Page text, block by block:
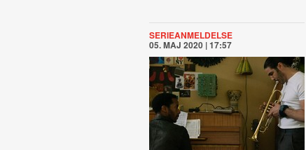
SERIEANMELDELSE
05. MAJ 2020 | 17:57